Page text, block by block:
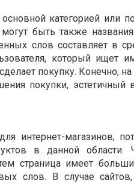
категорией или
быть также
слов составляет в
который ищет
покупку. Конечно,
покупки,
интернет-магазинов,
в данной
страница имеет
слов. В случае